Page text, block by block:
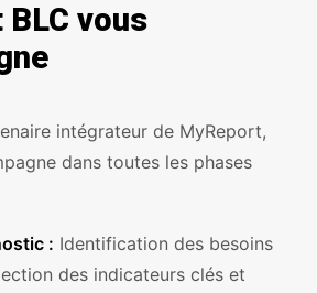
BLC vous
intégrateur de MyReport,
dans toutes les phases
: Identification des besoins
des indicateurs clés et